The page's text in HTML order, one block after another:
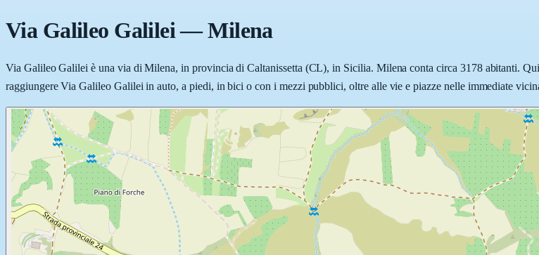
Via Galileo Galilei—Milena
Via Galileo Galilei è una via di Milena, in provincia di Caltanissetta (CL), in Sicilia. Milena conta circa 3178 abitanti.
raggiungere Via Galileo Galilei in auto, a piedi, in bici o con i mezzi pubblici, oltre alle vie e piazze nelle immediate